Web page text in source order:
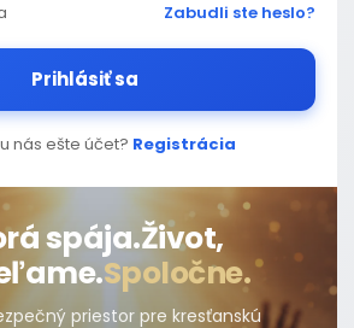
Zabudli ste heslo?
Prihlásiť sa
nás ešte účet? Registrácia
spája.Život,
Spoločne.
priestor pre kresťanskú